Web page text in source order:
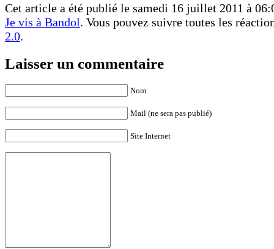
Cet article a été publié le samedi 16 juillet 2011 à
Je vis à Bandol. Vous pouvez suivre toutes les
2.0.
Laisser un commentaire
Nom
Mail (ne sera pas publié)
Site Internet